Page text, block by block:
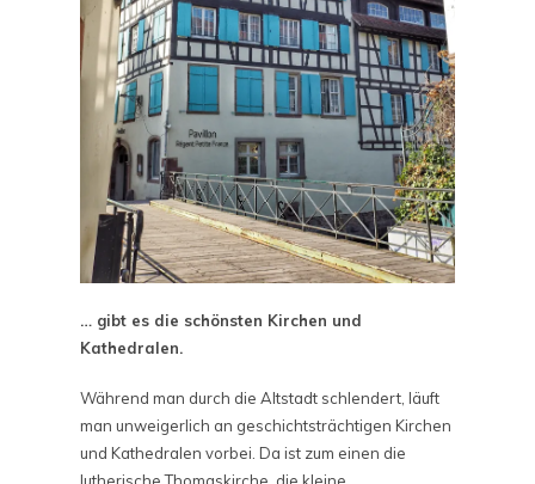
… gibt es die schönsten Kirchen und
Kathedralen.
Während man durch die Altstadt schlendert, läuft
man unweigerlich an geschichtsträchtigen Kirchen
und Kathedralen vorbei. Da ist zum einen die